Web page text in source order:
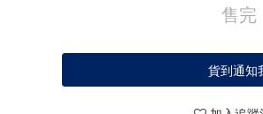
售完
貨到通知